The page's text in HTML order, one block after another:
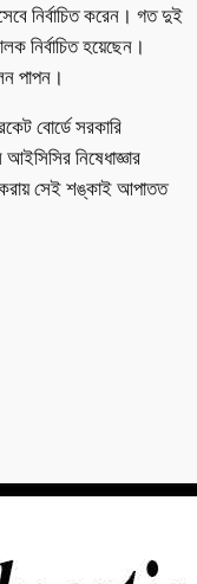
নির্বাচিত করেন। গত দুই
নির্বাচিত হয়েছেন।
পাপন।
বোর্ডে সরকারি
নিষেধাজ্ঞার
সেই শঙ্কাই আপাতত